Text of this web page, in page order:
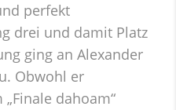
perfekt
drei und damit Platz
ging an Alexander
Obwohl er
dahoam“